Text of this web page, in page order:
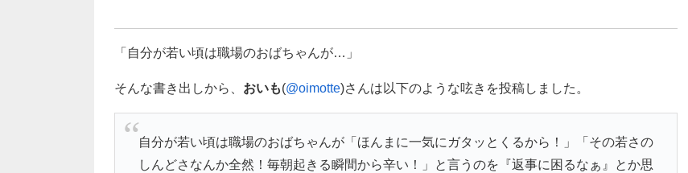
「自分が若い頃は職場のおばちゃんが…」
そんな書き出しから、 おいも(@oimotte)さんは以下のような呟きを投稿しました。
自分が若い頃は職場のおばちゃんが「ほんまに一気にガタッとくるから！」「その若さの
しんどさなんか全然！毎朝起きる瞬間から辛い！」と言うのを『返事に困るなぁ』とか思